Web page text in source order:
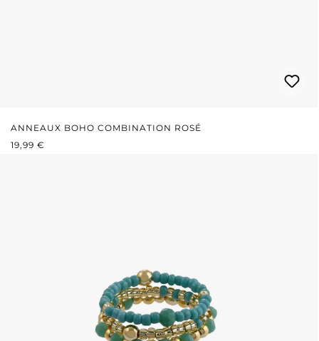
ANNEAUX BOHO COMBINATION ROSÉ
PRIX RÉGULIER :
19,99 €